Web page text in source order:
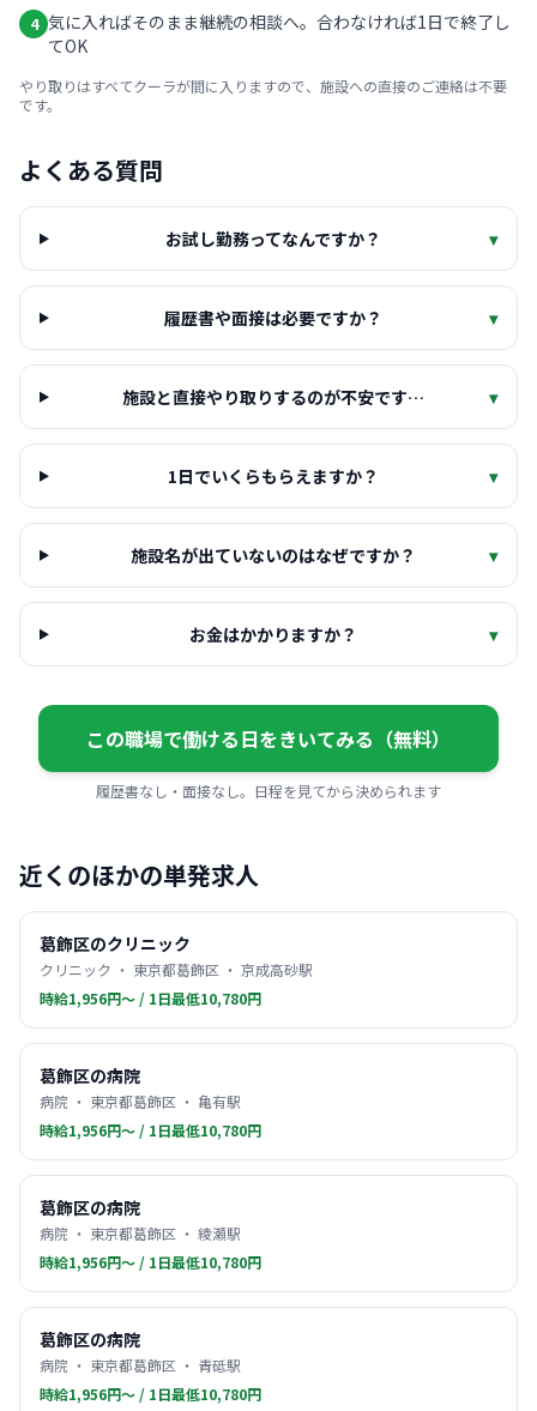
4 気に入ればそのまま継続の相談へ。合わなければ1日で終了し
てOK
やり取りはすべてクーラが間に入りますので、施設への直接のご連絡は不要
です。
よくある質問
お試し勤務ってなんですか？ ▾
履歴書や面接は必要ですか？ ▾
施設と直接やり取りするのが不安です… ▾
1日でいくらもらえますか？ ▾
施設名が出ていないのはなぜですか？ ▾
お金はかかりますか？ ▾
この職場で働ける日をきいてみる（無料）
履歴書なし・面接なし。日程を見てから決められます
近くのほかの単発求人
葛飾区のクリニック
クリニック ・ 東京都葛飾区 ・ 京成高砂駅
時給1,956円〜 / 1日最低10,780円
葛飾区の病院
病院 ・ 東京都葛飾区 ・ 亀有駅
時給1,956円〜 / 1日最低10,780円
葛飾区の病院
病院 ・ 東京都葛飾区 ・ 綾瀬駅
時給1,956円〜 / 1日最低10,780円
葛飾区の病院
病院 ・ 東京都葛飾区 ・ 青砥駅
時給1,956円〜 / 1日最低10,780円